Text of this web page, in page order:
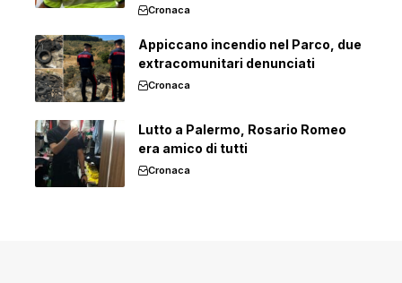
Cronaca
Appiccano incendio nel Parco, due
extracomunitari denunciati
Cronaca
Lutto a Palermo, Rosario Romeo
era amico di tutti
Cronaca